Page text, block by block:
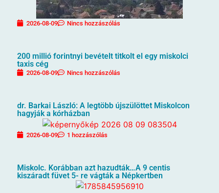
2026-08-09 Nincs hozzászólás
200 millió forintnyi bevételt titkolt el egy miskolci
taxis cég
2026-08-09 Nincs hozzászólás
dr. Barkai László: A legtöbb újszülöttet Miskolcon
hagyják a kórházban
2026-08-09 1 hozzászólás
Miskolc. Korábban azt hazudták…A 9 centis
kiszáradt füvet 5- re vágták a Népkertben